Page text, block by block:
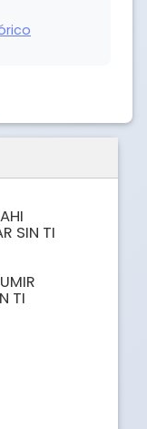
SIN TI
TI